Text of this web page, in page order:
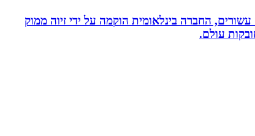
החברה בינלאומית הוקמה על ידי זיוה ממוק
עולם.